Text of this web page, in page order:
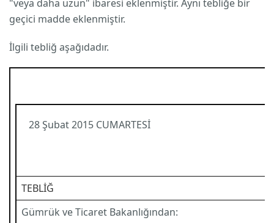
"veya daha uzun" ibaresi eklenmiştir. Aynı tebliğe bir
geçici madde eklenmiştir.
İlgili tebliğ aşağıdadır.
28 Şubat 2015 CUMARTESİ
TEBLİĞ
Gümrük ve Ticaret Bakanlığından: